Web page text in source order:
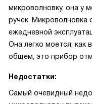
микроволновку, она у
ручек. Микроволновка
ежедневной
Она легко моется, как
общем, это прибор
Недостатки:
Самый очевидный